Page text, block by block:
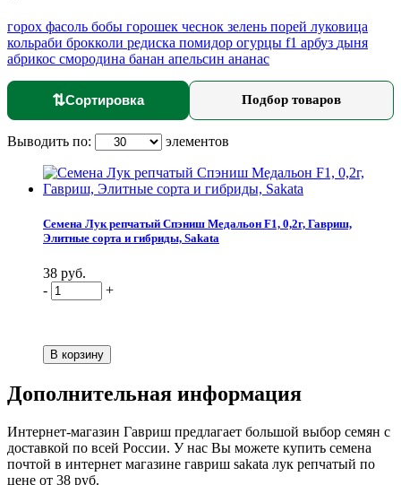
горох фасоль бобы горошек чеснок зелень порей луковица
кольраби брокколи редиска помидор огурцы f1 арбуз дыня
абрикос смородина банан апельсин ананас
⇅Сортировка Подбор товаров
Выводить по: элементов
Семена Лук репчатый Спэниш Медальон F1, 0,2г, Гавриш,
Элитные сорта и гибриды, Sakata
38 руб.
-
+
Дополнительная информация
Интернет-магазин Гавриш предлагает большой выбор семян с
доставкой по всей России. У нас Вы можете купить семена
почтой в интернет магазине гавриш sakata лук репчатый по
цене от 38 руб.